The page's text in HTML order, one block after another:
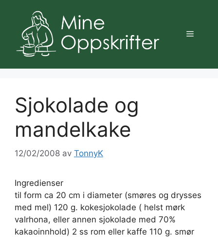
innhold
Meny
Sjokolade og
mandelkake
12/02/2008 av TonnyK
Ingredienser
til form ca 20 cm i diameter (smøres og drysses
med mel) 120 g. kokesjokolade ( helst mørk
valrhona, eller annen sjokolade med 70%
kakaoinnhold) 2 ss rom eller kaffe 110 g. smør